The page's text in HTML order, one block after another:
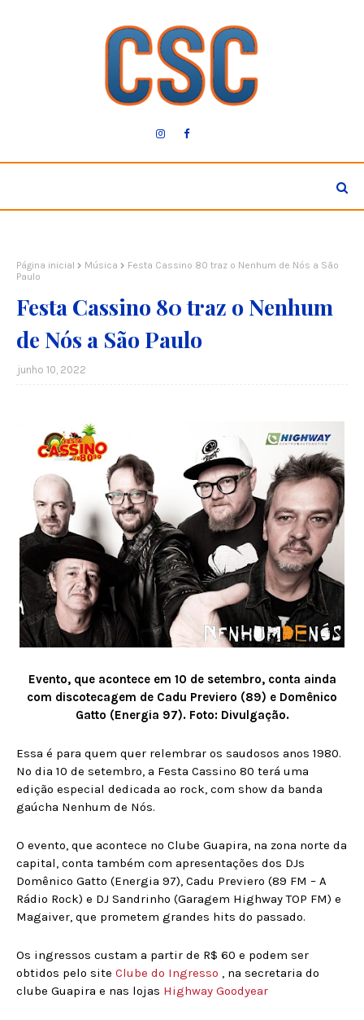
Página inicial Música
Festa Cassino 80 traz o Nenhum de Nós a São
Paulo
Festa Cassino 80 traz o Nenhum
de Nós a São Paulo
junho 10, 2022
Evento, que acontece em 10 de setembro, conta ainda
com discotecagem de Cadu Previero (89) e Domênico
Gatto (Energia 97). Foto: Divulgação.
Essa é para quem quer relembrar os saudosos anos 1980.
No dia 10 de setembro, a Festa Cassino 80 terá uma
edição especial dedicada ao rock, com show da banda
gaúcha Nenhum de Nós.
O evento, que acontece no Clube Guapira, na zona norte da
capital, conta também com apresentações dos DJs
Domênico Gatto (Energia 97), Cadu Previero (89 FM – A
Rádio Rock) e DJ Sandrinho (Garagem Highway TOP FM) e
Magaiver, que prometem grandes hits do passado.
Os ingressos custam a partir de R$ 60 e podem ser
obtidos pelo site Clube do Ingresso , na secretaria do
clube Guapira e nas lojas Highway Goodyear